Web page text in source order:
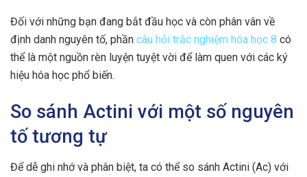
Đối với những bạn đang bắt đầu học và còn phân vân về
định danh nguyên tố, phần câu hỏi trắc nghiệm hóa học 8 có
thể là một nguồn rèn luyện tuyệt vời để làm quen với các ký
hiệu hóa học phổ biến.
So sánh Actini với một số nguyên
tố tương tự
Để dễ ghi nhớ và phân biệt, ta có thể so sánh Actini (Ac) với